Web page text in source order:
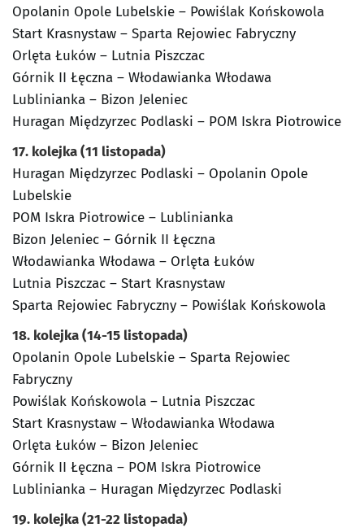
Opolanin Opole Lubelskie – Powiślak Końskowola
Start Krasnystaw – Sparta Rejowiec Fabryczny
Orlęta Łuków – Lutnia Piszczac
Górnik II Łęczna – Włodawianka Włodawa
Lublinianka – Bizon Jeleniec
Huragan Międzyrzec Podlaski – POM Iskra Piotrowice
17. kolejka (11 listopada)
Huragan Międzyrzec Podlaski – Opolanin Opole
Lubelskie
POM Iskra Piotrowice – Lublinianka
Bizon Jeleniec – Górnik II Łęczna
Włodawianka Włodawa – Orlęta Łuków
Lutnia Piszczac – Start Krasnystaw
Sparta Rejowiec Fabryczny – Powiślak Końskowola
18. kolejka (14-15 listopada)
Opolanin Opole Lubelskie – Sparta Rejowiec
Fabryczny
Powiślak Końskowola – Lutnia Piszczac
Start Krasnystaw – Włodawianka Włodawa
Orlęta Łuków – Bizon Jeleniec
Górnik II Łęczna – POM Iskra Piotrowice
Lublinianka – Huragan Międzyrzec Podlaski
19. kolejka (21-22 listopada)